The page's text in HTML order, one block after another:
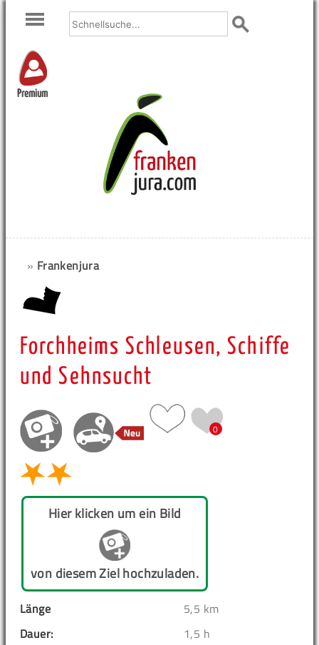
Premium
» Frankenjura
Forchheims Schleusen, Schiffe
und Sehnsucht
0
Hier klicken um ein Bild
von diesem Ziel hochzuladen.
Länge
5,5 km
Dauer:
1,5 h